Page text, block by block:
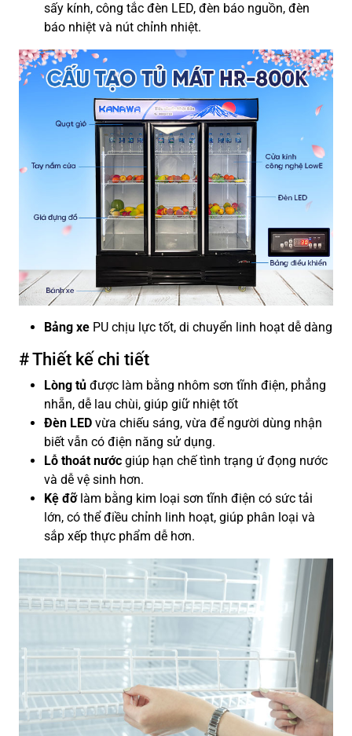
sấy kính, công tắc đèn LED, đèn báo nguồn, đèn
báo nhiệt và nút chỉnh nhiệt.
Bảng xe PU chịu lực tốt, di chuyển linh hoạt dễ dàng
# Thiết kế chi tiết
Lòng tủ được làm bằng nhôm sơn tĩnh điện, phẳng
nhẵn, dễ lau chùi, giúp giữ nhiệt tốt
Đèn LED vừa chiếu sáng, vừa để người dùng nhận
biết vẫn có điện năng sử dụng.
Lỗ thoát nước giúp hạn chế tình trạng ứ đọng nước
và dễ vệ sinh hơn.
Kệ đỡlàm bằng kim loại sơn tĩnh điện có sức tải
lớn, có thể điều chỉnh linh hoạt, giúp phân loại và
sắp xếp thực phẩm dễ hơn.